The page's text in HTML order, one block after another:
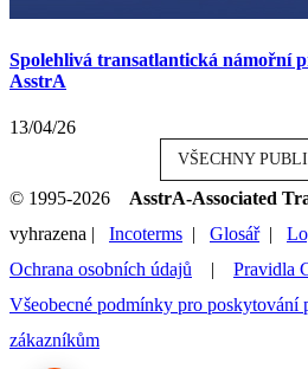
Spolehlivá transatlantická námořní
AsstrA
13/04/26
VŠECHNY
© 1995-2026 AsstrA-Associated
vyhrazena | Incoterms | Glosář|
Ochrana osobních údajů | Pravidla
Všeobecné podmínky pro poskytování
zákazníkům